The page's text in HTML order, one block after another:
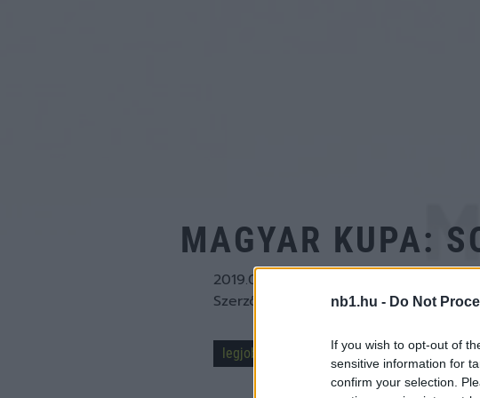
nb1.hu - Do Not
If you wish to opt-out of
sensitive information for
confirm your selection.
MAGYAR KUPA:
2019.02.27. 22:23
Szerző:
Simon Zoltán
legjobb 8 Magyar Kupa negyeddöntő